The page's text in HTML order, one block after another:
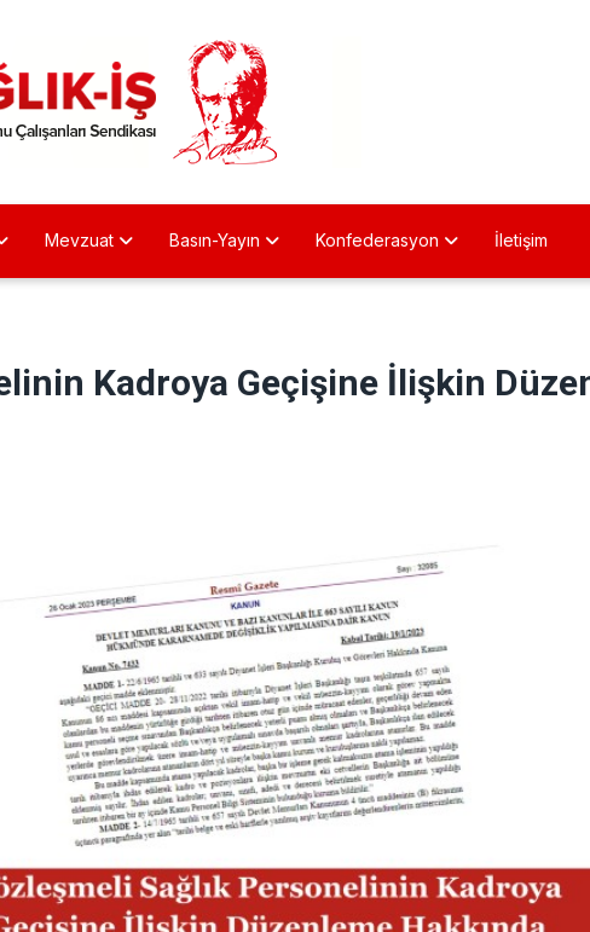
Mevzuat Basın-Yayın Konfederasyon İletişim
Kadroya Geçişine İlişkin